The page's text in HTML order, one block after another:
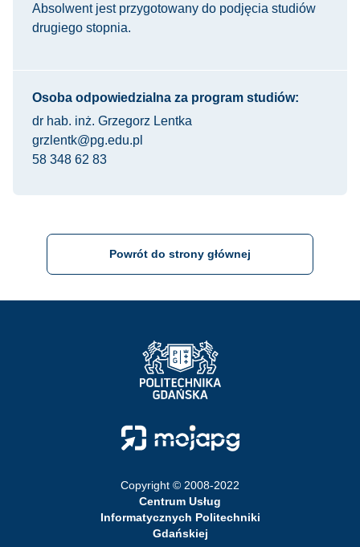
Absolwent jest przygotowany do podjęcia studiów
drugiego stopnia.
Osoba odpowiedzialna za program studiów:
dr hab. inż. Grzegorz Lentka
grzlentk@pg.edu.pl
58 348 62 83
Powrót do strony głównej
Strona Główna - Politechnika Gdańska
Strona Główna - Moja PG
Copyright © 2008-2022
Centrum Usług
Informatycznych Politechniki
Gdańskiej